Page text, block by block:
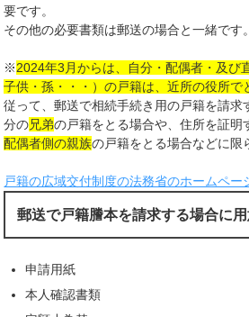
要です。
その他の必要書類は郵送の場合と一緒です。
※2024年3月からは、自分・配偶者・及び
子供・孫・・・）の戸籍は、近所の役所で
従って、郵送で相続手続き用の戸籍を請求
分の兄弟の戸籍をとる場合や、住所を証明
配偶者側の親族の戸籍をとる場合などに限
戸籍の広域交付制度の法務省のホームペー
郵送で戸籍謄本を請求する場合に
申請用紙
本人確認書類